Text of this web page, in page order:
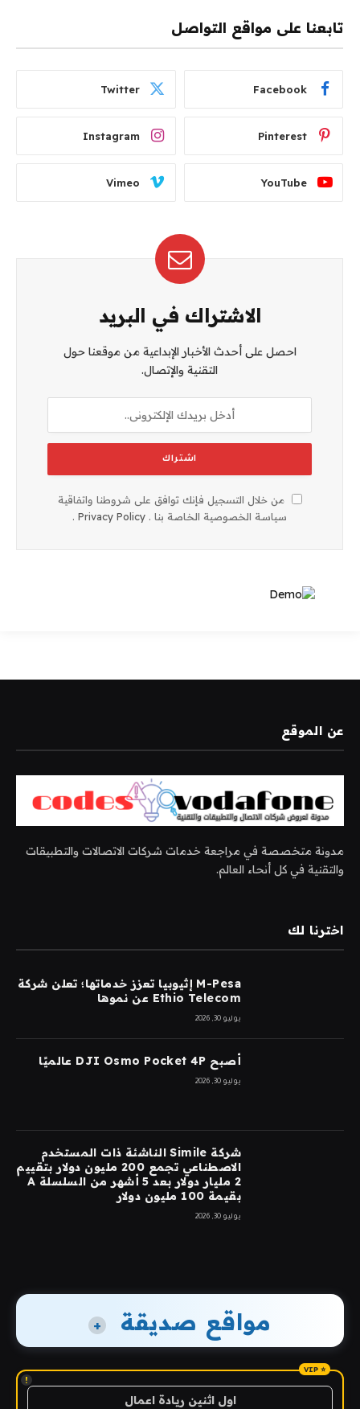
تابعنا على مواقع التواصل
Facebook
Twitter
Pinterest
Instagram
YouTube
Vimeo
الاشتراك في البريد
احصل على أحدث الأخبار الإبداعية من موقعنا حول
التقنية والإتصال.
من خلال التسجيل فإنك توافق على شروطنا واتفاقية
سياسة الخصوصية الخاصة بنا . Privacy Policy
.
عن الموقع
مدونة متخصصة في مراجعة خدمات شركات الاتصالات والتطبيقات
والتقنية في كل أنحاء العالم.
اخترنا لك
M-Pesa إثيوبيا تعزز خدماتها؛ تعلن شركة
Ethio Telecom عن نموها
يوليو 30, 2026
أصبح DJI Osmo Pocket 4P عالميًا
يوليو 30, 2026
شركة Simile الناشئة ذات المستخدم
الاصطناعي تجمع 200 مليون دولار بتقييم
2 مليار دولار بعد 5 أشهر من السلسلة A
بقيمة 100 مليون دولار
يوليو 30, 2026
مواقع صديقة +
!
اول اثنين ريادة اعمال